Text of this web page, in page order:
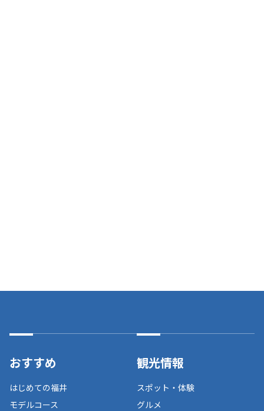
おすすめ
はじめての福井
モデルコース
観光情報
スポット・体験
グルメ